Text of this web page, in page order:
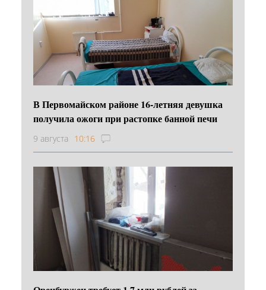
В Первомайском районе 16‑летняя девушка
получила ожоги при растопке банной печи
9 августа 10:16